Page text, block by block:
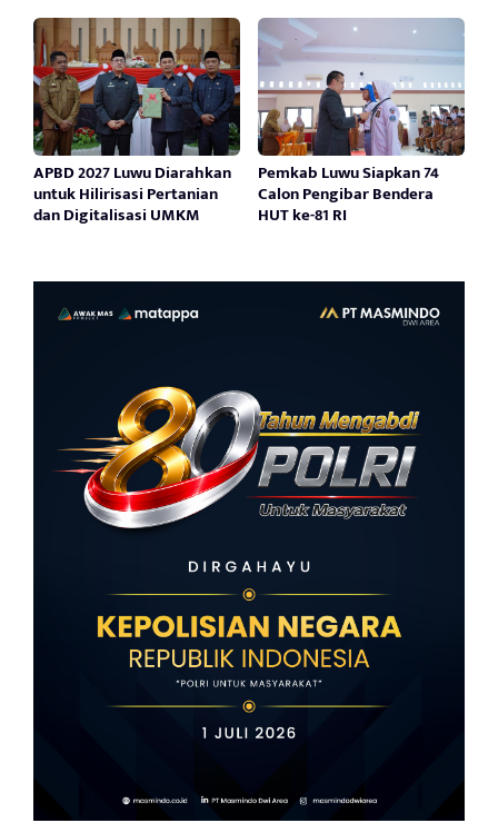
APBD 2027 Luwu Diarahkan
untuk Hilirisasi Pertanian
dan Digitalisasi UMKM
Pemkab Luwu Siapkan 74
Calon Pengibar Bendera
HUT ke-81 RI